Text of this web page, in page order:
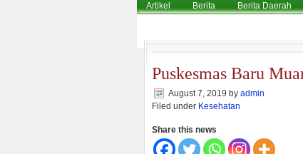
Artikel Berita Berita Daerah
Puskesmas Baru
August 7, 2019 by admin
Filed under Kesehatan
Share this news